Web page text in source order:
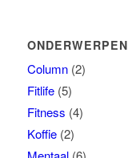
ONDERWERPEN
Column(2)
Fitlife(5)
Fitness (4)
Koffie(2)